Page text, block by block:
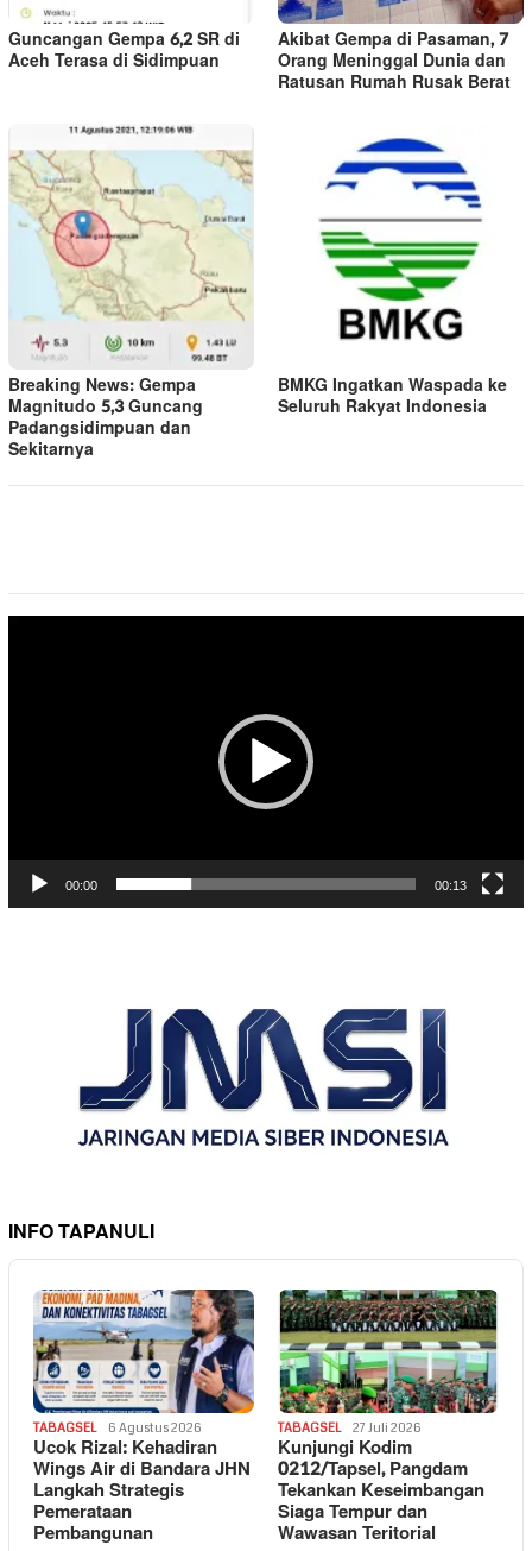
Guncangan Gempa 6,2 SR di
Aceh Terasa di Sidimpuan
Akibat Gempa di Pasaman, 7
Orang Meninggal Dunia dan
Ratusan Rumah Rusak Berat
Breaking News: Gempa
Magnitudo 5,3 Guncang
Padangsidimpuan dan
Sekitarnya
BMKG Ingatkan Waspada ke
Seluruh Rakyat Indonesia
00:00 00:13
INFO TAPANULI
TABAGSEL 6 Agustus 2026
Ucok Rizal: Kehadiran
Wings Air di Bandara JHN
Langkah Strategis
Pemerataan
Pembangunan
TABAGSEL 27 Juli 2026
Kunjungi Kodim
0212/Tapsel, Pangdam
Tekankan Keseimbangan
Siaga Tempur dan
Wawasan Teritorial